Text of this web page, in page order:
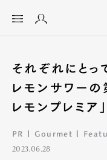
それぞれにと
レモンサワーの
レモンプレミア
PR Gourmet
2023.06.28